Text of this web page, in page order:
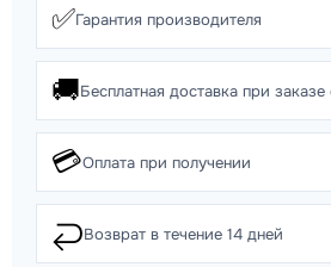
✅Гарантия производителя
🚚Бесплатная доставка при
💳Оплата при получении
↩️Возврат в течение 14 дней